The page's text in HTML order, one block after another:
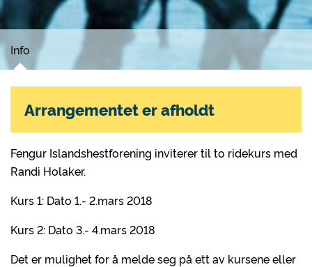
Info
Fengur Islandshestforening inviterer til to ridekurs med
Randi Holaker.
Kurs 1: Dato 1.- 2.mars 2018
Kurs 2: Dato 3.- 4.mars 2018
Det er mulighet for å melde seg på ett av kursene eller
Arrangementet er afholdt